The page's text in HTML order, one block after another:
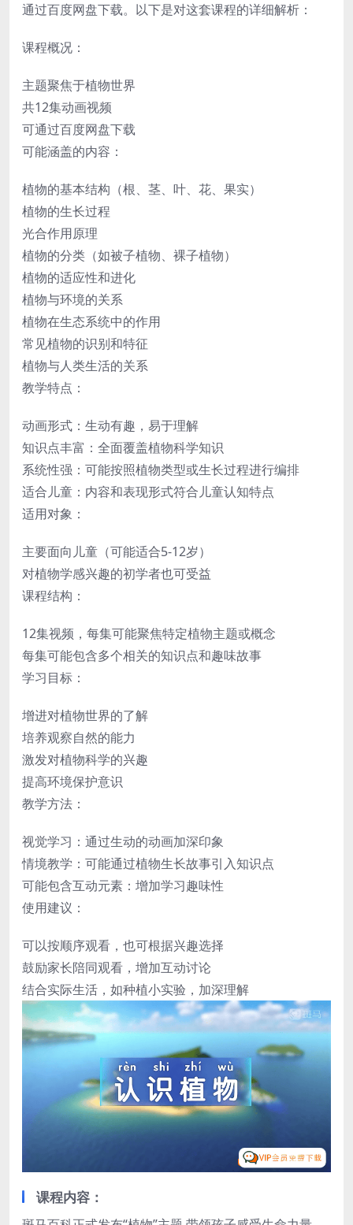
通过百度网盘下载。以下是对这套课程的详细解析：
课程概况：
主题聚焦于植物世界
共12集动画视频
可通过百度网盘下载
可能涵盖的内容：
植物的基本结构（根、茎、叶、花、果实）
植物的生长过程
光合作用原理
植物的分类（如被子植物、裸子植物）
植物的适应性和进化
植物与环境的关系
植物在生态系统中的作用
常见植物的识别和特征
植物与人类生活的关系
教学特点：
动画形式：生动有趣，易于理解
知识点丰富：全面覆盖植物科学知识
系统性强：可能按照植物类型或生长过程进行编排
适合儿童：内容和表现形式符合儿童认知特点
适用对象：
主要面向儿童（可能适合5-12岁）
对植物学感兴趣的初学者也可受益
课程结构：
12集视频，每集可能聚焦特定植物主题或概念
每集可能包含多个相关的知识点和趣味故事
学习目标：
增进对植物世界的了解
培养观察自然的能力
激发对植物科学的兴趣
提高环境保护意识
教学方法：
视觉学习：通过生动的动画加深印象
情境教学：可能通过植物生长故事引入知识点
可能包含互动元素：增加学习趣味性
使用建议：
可以按顺序观看，也可根据兴趣选择
鼓励家长陪同观看，增加互动讨论
结合实际生活，如种植小实验，加深理解
课程内容：